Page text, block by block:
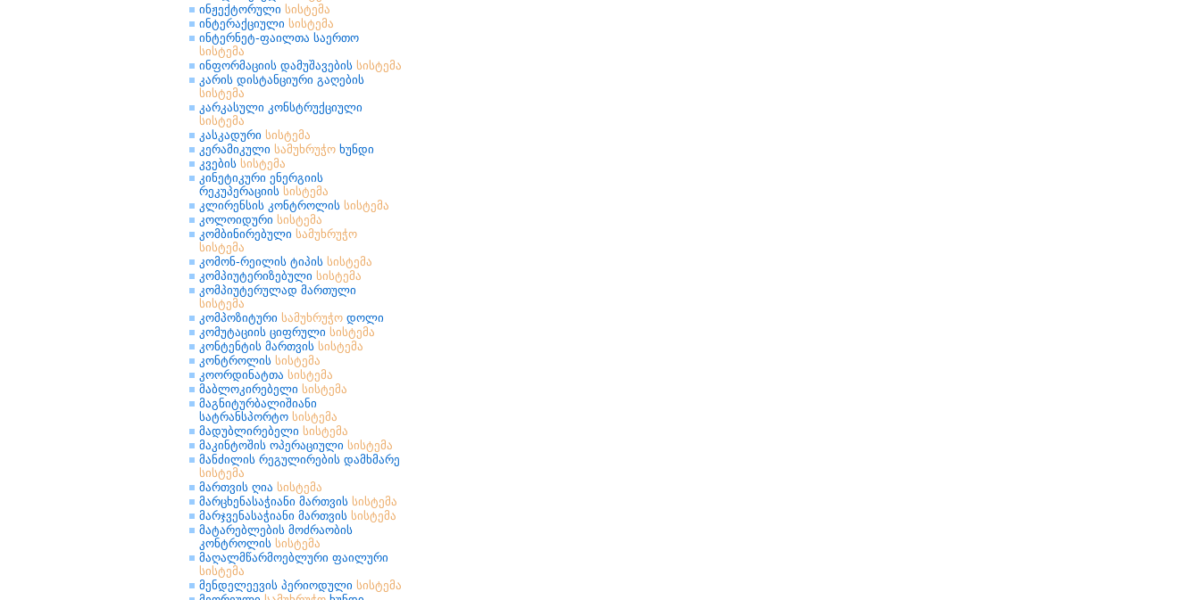
ინჟექტორული სისტემა
ინტერაქციული სისტემა
ინტერნეტ-ფაილთა საერთო
სისტემა
ინფორმაციის დამუშავების სისტემა
კარის დისტანციური გაღების
სისტემა
კარკასული კონსტრუქციული
სისტემა
კასკადური სისტემა
კერამიკული სამუხრუჭო ხუნდი
კვების სისტემა
კინეტიკური ენერგიის
რეკუპერაციის სისტემა
კლირენსის კონტროლის სისტემა
კოლოიდური სისტემა
კომბინირებული სამუხრუჭო
სისტემა
კომონ-რეილის ტიპის სისტემა
კომპიუტერიზებული სისტემა
კომპიუტერულად მართული
სისტემა
კომპოზიტური სამუხრუჭო დოლი
კომუტაციის ციფრული სისტემა
კონტენტის მართვის სისტემა
კონტროლის სისტემა
კოორდინატთა სისტემა
მაბლოკირებელი სისტემა
მაგნიტურბალიშიანი
სატრანსპორტო სისტემა
მადუბლირებელი სისტემა
მაკინტოშის ოპერაციული სისტემა
მანძილის რეგულირების დამხმარე
სისტემა
მართვის ღია სისტემა
მარცხენასაჭიანი მართვის სისტემა
მარჯვენასაჭიანი მართვის სისტემა
მატარებლების მოძრაობის
კონტროლის სისტემა
მაღალმწარმოებლური ფაილური
სისტემა
მენდელეევის პერიოდული სისტემა